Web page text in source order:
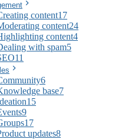
content17
content24
content4
with spam5
11
6
base7
15
9
17
updates8